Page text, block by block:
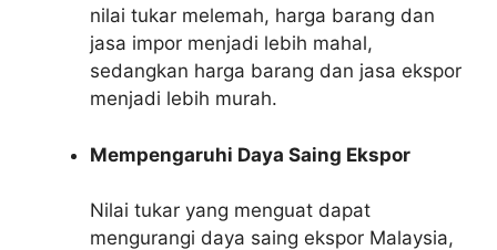
nilai tukar melemah, harga barang dan
jasa impor menjadi lebih mahal,
sedangkan harga barang dan jasa ekspor
menjadi lebih murah.
Mempengaruhi Daya Saing Ekspor
Nilai tukar yang menguat dapat
mengurangi daya saing ekspor Malaysia,